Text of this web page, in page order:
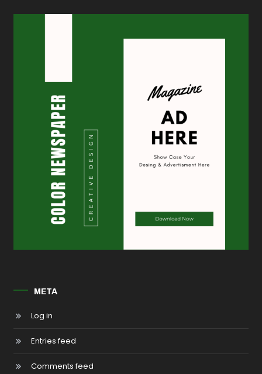
META
Log in
Entries feed
Comments feed